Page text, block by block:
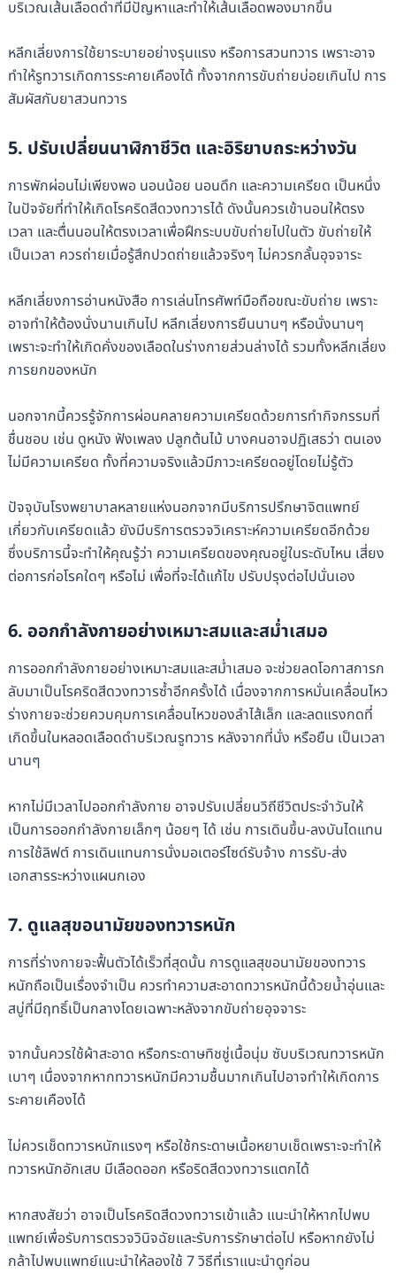
บริเวณเส้นเลือดดำที่มีปัญหาและทำให้เส้นเลือดพองมากขึ้น
หลีกเลี่ยงการใช้ยาระบายอย่างรุนแรง หรือการสวนทวาร เพราะอาจ
ทำให้รูทวารเกิดการระคายเคืองได้ ทั้งจากการขับถ่ายบ่อยเกินไป การ
สัมผัสกับยาสวนทวาร
5. ปรับเปลี่ยนนาฬิกาชีวิต และอิริยาบถระหว่างวัน
การพักผ่อนไม่เพียงพอ นอนน้อย นอนดึก และความเครียด เป็นหนึ่ง
ในปัจจัยที่ทำให้เกิดโรคริดสีดวงทวารได้ ดังนั้นควรเข้านอนให้ตรง
เวลา และตื่นนอนให้ตรงเวลาเพื่อฝึกระบบขับถ่ายไปในตัว ขับถ่ายให้
เป็นเวลา ควรถ่ายเมื่อรู้สึกปวดถ่ายแล้วจริงๆ ไม่ควรกลั้นอุจจาระ
หลีกเลี่ยงการอ่านหนังสือ การเล่นโทรศัพท์มือถือขณะขับถ่าย เพราะ
อาจทำให้ต้องนั่งนานเกินไป หลีกเลี่ยงการยืนนานๆ หรือนั่งนานๆ
เพราะจะทำให้เกิดคั่งของเลือดในร่างกายส่วนล่างได้ รวมทั้งหลีกเลี่ยง
การยกของหนัก
นอกจากนี้ควรรู้จักการผ่อนคลายความเครียดด้วยการทำกิจกรรมที่
ชื่นชอบ เช่น ดูหนัง ฟังเพลง ปลูกต้นไม้ บางคนอาจปฏิเสธว่า ตนเอง
ไม่มีความเครียด ทั้งที่ความจริงแล้วมีภาวะเครียดอยู่โดยไม่รู้ตัว
ปัจจุบันโรงพยาบาลหลายแห่งนอกจากมีบริการปรึกษาจิตแพทย์
เกี่ยวกับเครียดแล้ว ยังมีบริการตรวจวิเคราะห์ความเครียดอีกด้วย
ซึ่งบริการนี้จะทำให้คุณรู้ว่า ความเครียดของคุณอยู่ในระดับไหน เสี่ยง
ต่อการก่อโรคใดๆ หรือไม่ เพื่อที่จะได้แก้ไข ปรับปรุงต่อไปนั่นเอง
6. ออกกำลังกายอย่างเหมาะสมและสม่ำเสมอ
การออกกำลังกายอย่างเหมาะสมและสม่ำเสมอ จะช่วยลดโอกาสการก
ลับมาเป็นโรคริดสีดวงทวารซ้ำอีกครั้งได้ เนื่องจากการหมั่นเคลื่อนไหว
ร่างกายจะช่วยควบคุมการเคลื่อนไหวของลำไส้เล็ก และลดแรงกดที่
เกิดขึ้นในหลอดเลือดดำบริเวณรูทวาร หลังจากที่นั่ง หรือยืน เป็นเวลา
นานๆ
หากไม่มีเวลาไปออกกำลังกาย อาจปรับเปลี่ยนวิถีชีวิตประจำวันให้
เป็นการออกกำลังกายเล็กๆ น้อยๆ ได้ เช่น การเดินขึ้น-ลงบันไดแทน
การใช้ลิฟต์ การเดินแทนการนั่งมอเตอร์ไซด์รับจ้าง การรับ-ส่ง
เอกสารระหว่างแผนกเอง
7. ดูแลสุขอนามัยของทวารหนัก
การที่ร่างกายจะฟื้นตัวได้เร็วที่สุดนั้น การดูแลสุขอนามัยของทวาร
หนักถือเป็นเรื่องจำเป็น ควรทำความสะอาดทวารหนักนี้ด้วยน้ำอุ่นและ
สบู่ที่มีฤทธิ์เป็นกลางโดยเฉพาะหลังจากขับถ่ายอุจจาระ
จากนั้นควรใช้ผ้าสะอาด หรือกระดาษทิชชู่เนื้อนุ่ม ซับบริเวณทวารหนัก
เบาๆ เนื่องจากหากทวารหนักมีความชื้นมากเกินไปอาจทำให้เกิดการ
ระคายเคืองได้
ไม่ควรเช็ดทวารหนักแรงๆ หรือใช้กระดาษเนื้อหยาบเช็ดเพราะจะทำให้
ทวารหนักอักเสบ มีเลือดออก หรือริดสีดวงทวารแตกได้
หากสงสัยว่า อาจเป็นโรคริดสีดวงทวารเข้าแล้ว แนะนำให้หากไปพบ
แพทย์เพื่อรับการตรวจวินิจฉัยและรับการรักษาต่อไป หรือหากยังไม่
กล้าไปพบแพทย์แนะนำให้ลองใช้ 7 วิธีที่เราแนะนำดูก่อน